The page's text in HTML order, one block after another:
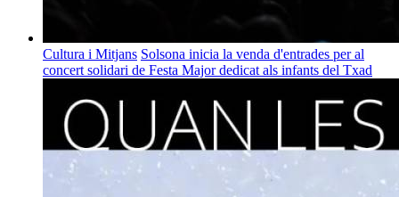
Cultura i Mitjans Solsona inicia la venda d'entrades per al
concert solidari de Festa Major dedicat als infants del Txad